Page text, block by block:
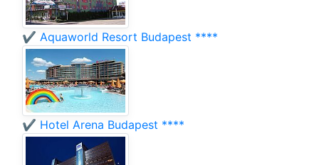
✔️ Aquaworld Resort Budapest ****
✔️ Hotel Arena Budapest ****